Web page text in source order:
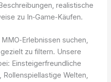
realistische
zu In‑Game‑Käufen.
suchen,
zu filtern. Unsere
Einsteigerfreundliche
Rollenspiellastige Welten,